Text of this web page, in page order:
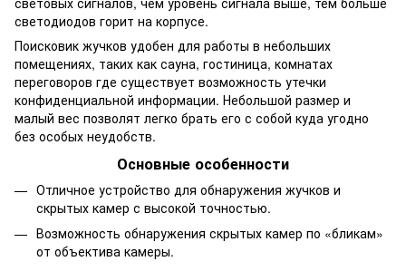
светодиодов горит на корпусе.
Поисковик жучков удобен для работы в небольших
помещениях, таких как сауна, гостиница, комнатах
переговоров где существует возможность утечки
конфиденциальной информации. Небольшой размер и
малый вес позволят легко брать его с собой куда угодно
без особых неудобств.
Основные особенности
Отличное устройство для обнаружения жучков и
скрытых камер с высокой точностью.
Возможность обнаружения скрытых камер по «бликам»
от объектива камеры.